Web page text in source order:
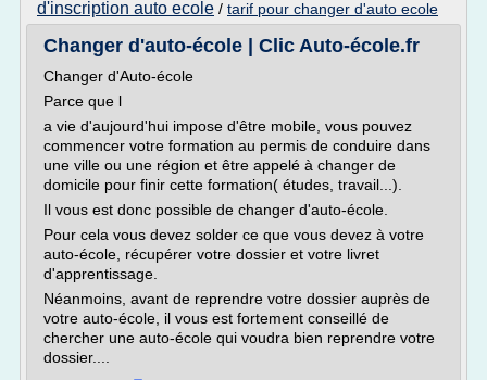
d'inscription auto ecole / tarif pour changer d'auto ecole
Changer d'auto-école | Clic Auto-école.fr
Changer d'Auto-école
Parce que l
a vie d'aujourd'hui impose d'être mobile, vous pouvez
commencer votre formation au permis de conduire dans
une ville ou une région et être appelé à changer de
domicile pour finir cette formation( études, travail...).
Il vous est donc possible de changer d'auto-école.
Pour cela vous devez solder ce que vous devez à votre
auto-école, récupérer votre dossier et votre livret
d'apprentissage.
Néanmoins, avant de reprendre votre dossier auprès de
votre auto-école, il vous est fortement conseillé de
chercher une auto-école qui voudra bien reprendre votre
dossier....